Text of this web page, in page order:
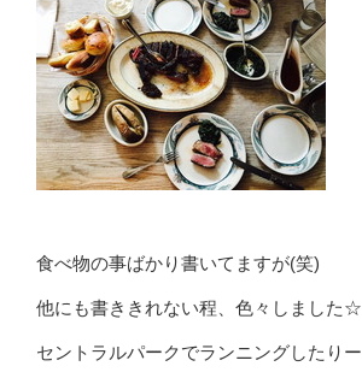
食べ物の事ばかり書いてますが(笑)
他にも書ききれない程、色々しました☆
セントラルパークでランニングしたりー